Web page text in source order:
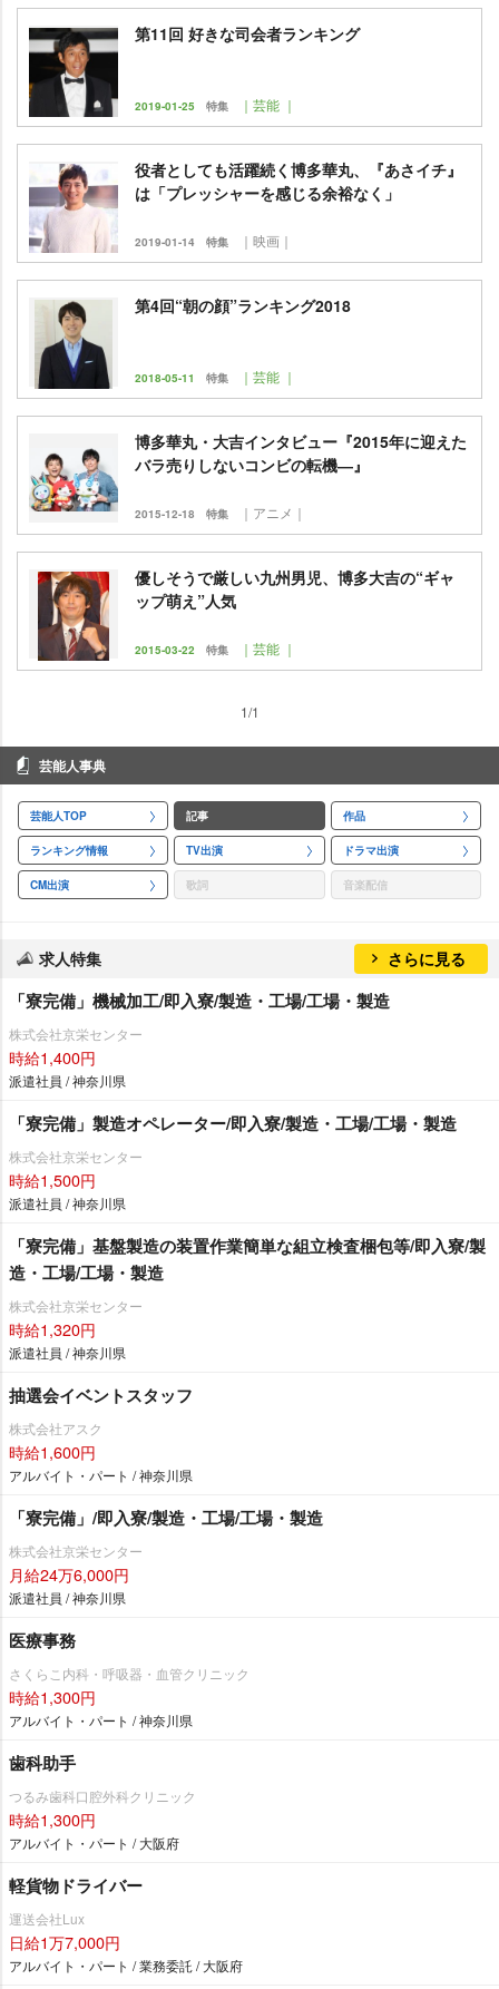
第11回 好きな司会者ランキング
2019-01-25 特集 ｜芸能 ｜
役者としても活躍続く博多華丸、『あさイチ』
は「プレッシャーを感じる余裕なく」
2019-01-14 特集 ｜映画｜
第4回“朝の顔”ランキング2018
2018-05-11 特集 ｜芸能 ｜
博多華丸・大吉インタビュー『2015年に迎えた
バラ売りしないコンビの転機―』
2015-12-18 特集 ｜アニメ｜
優しそうで厳しい九州男児、博多大吉の“ギャ
ップ萌え”人気
2015-03-22 特集 ｜芸能 ｜
1/1
芸能人事典
芸能人TOP 記事 作品
ランキング情報 TV出演 ドラマ出演
CM出演 歌詞 音楽配信
求人特集 さらに見る
「寮完備」機械加工/即入寮/製造・工場/工場・製造
株式会社京栄センター
時給1,400円
派遣社員 / 神奈川県
「寮完備」製造オペレーター/即入寮/製造・工場/工場・製造
株式会社京栄センター
時給1,500円
派遣社員 / 神奈川県
「寮完備」基盤製造の装置作業簡単な組立検査梱包等/即入寮/製
造・工場/工場・製造
株式会社京栄センター
時給1,320円
派遣社員 / 神奈川県
抽選会イベントスタッフ
株式会社アスク
時給1,600円
アルバイト・パート / 神奈川県
「寮完備」/即入寮/製造・工場/工場・製造
株式会社京栄センター
月給24万6,000円
派遣社員 / 神奈川県
医療事務
さくらこ内科・呼吸器・血管クリニック
時給1,300円
アルバイト・パート / 神奈川県
歯科助手
つるみ歯科口腔外科クリニック
時給1,300円
アルバイト・パート / 大阪府
軽貨物ドライバー
運送会社Lux
日給1万7,000円
アルバイト・パート / 業務委託 / 大阪府